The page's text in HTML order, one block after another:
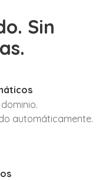
Sin
automáticamente.